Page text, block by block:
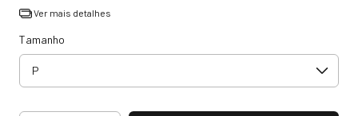
Ver mais detalhes
Tamanho